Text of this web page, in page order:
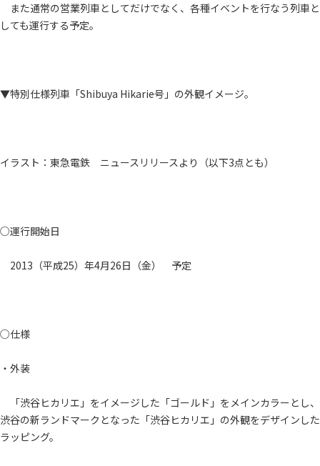
また通常の営業列車としてだけでなく、各種イベントを行なう列車と
しても運行する予定。
▼特別仕様列車「Shibuya Hikarie号」の外観イメージ。
イラスト：東急電鉄 ニュースリリースより（以下3点とも）
○運行開始日
2013（平成25）年4月26日（金） 予定
○仕様
・外装
「渋谷ヒカリエ」をイメージした「ゴールド」をメインカラーとし、
渋谷の新ランドマークとなった「渋谷ヒカリエ」の外観をデザインした
ラッピング。